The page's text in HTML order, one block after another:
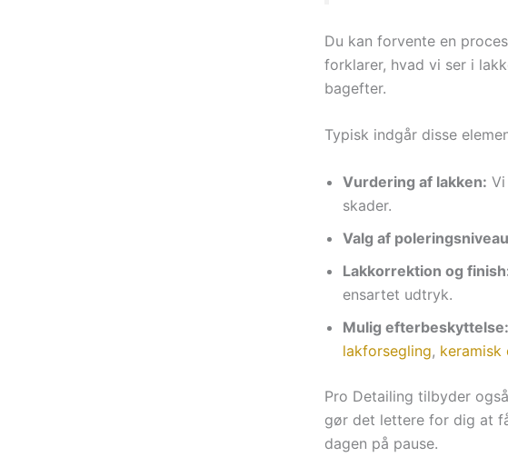
Du kan forvente en
forklarer, hvad vi ser i
bagefter.
Typisk indgår disse
Vurdering af lakken:
skader.
Valg af
Lakkorrektion og
ensartet udtryk.
Mulig efterbeskyttelse:
lakforsegling, keramisk
Pro Detailing tilbyder også
gør det lettere for dig at
dagen på pause.